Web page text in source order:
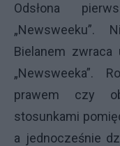
Odsłona
Bielanem
„Newsweeka”.
prawem czy
stosunkami
a jednocześnie